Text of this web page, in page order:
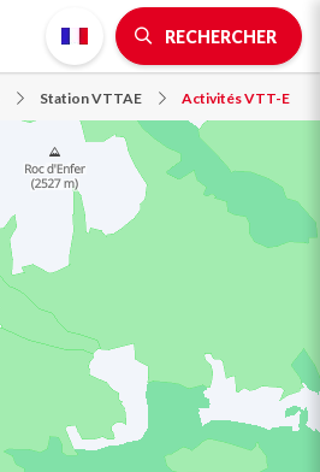
RECHERCHER
Station VTTAE Activités VTT-E